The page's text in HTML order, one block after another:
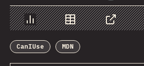
Grafico Dati
CanIUse
MDN